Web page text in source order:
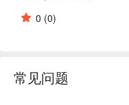
0 (0)
常见问题